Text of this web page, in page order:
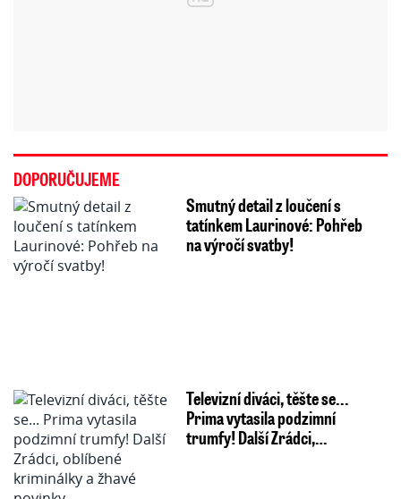
DOPORUČUJEME
Smutný detail z loučení s
tatínkem Laurinové: Pohřeb
na výročí svatby!
Televizní diváci, těšte se...
Prima vytasila podzimní
trumfy! Další Zrádci,…